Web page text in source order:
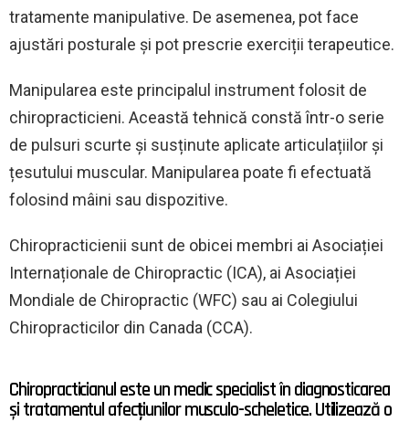
tratamente manipulative. De asemenea, pot face
ajustări posturale și pot prescrie exerciții terapeutice.
Manipularea este principalul instrument folosit de
chiropracticieni. Această tehnică constă într-o serie
de pulsuri scurte și susținute aplicate articulațiilor și
țesutului muscular. Manipularea poate fi efectuată
folosind mâini sau dispozitive.
Chiropracticienii sunt de obicei membri ai Asociației
Internaționale de Chiropractic (ICA), ai Asociației
Mondiale de Chiropractic (WFC) sau ai Colegiului
Chiropracticilor din Canada (CCA).
Chiropracticianul este un medic specialist în diagnosticarea
și tratamentul afecțiunilor musculo-scheletice. Utilizează o